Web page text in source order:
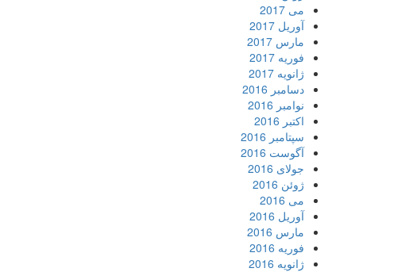
می 2017
آوریل 2017
مارس 2017
فوریه 2017
ژانویه 2017
دسامبر 2016
نوامبر 2016
اکتبر 2016
سپتامبر 2016
آگوست 2016
جولای 2016
ژوئن 2016
می 2016
آوریل 2016
مارس 2016
فوریه 2016
ژانویه 2016